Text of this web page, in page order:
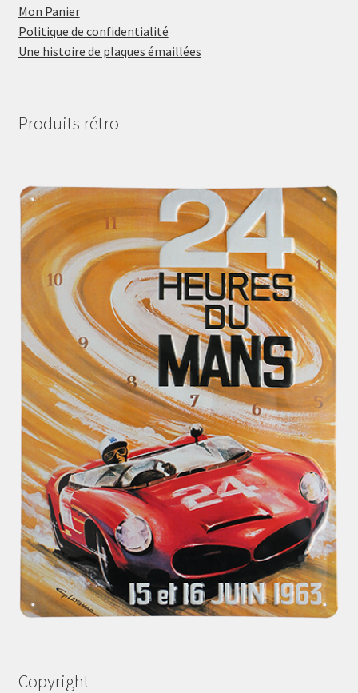
Mon Panier
Politique de confidentialité
Une histoire de plaques émaillées
Produits rétro
Copyright